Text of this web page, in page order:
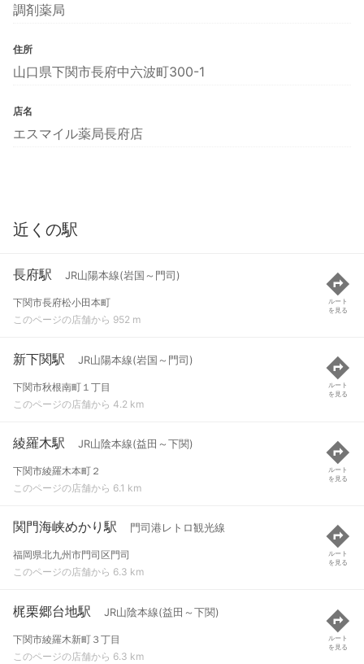
調剤薬局
住所
山口県下関市長府中六波町300-1
店名
エスマイル薬局長府店
近くの駅
長府駅 JR山陽本線(岩国～門司)
下関市長府松小田本町
このページの店舗から 952 m
ルート
を見る
新下関駅 JR山陽本線(岩国～門司)
下関市秋根南町１丁目
このページの店舗から 4.2 km
ルート
を見る
綾羅木駅 JR山陰本線(益田～下関)
下関市綾羅木本町２
このページの店舗から 6.1 km
ルート
を見る
関門海峡めかり駅 門司港レトロ観光線
福岡県北九州市門司区門司
このページの店舗から 6.3 km
ルート
を見る
梶栗郷台地駅 JR山陰本線(益田～下関)
下関市綾羅木新町３丁目
このページの店舗から 6.3 km
ルート
を見る